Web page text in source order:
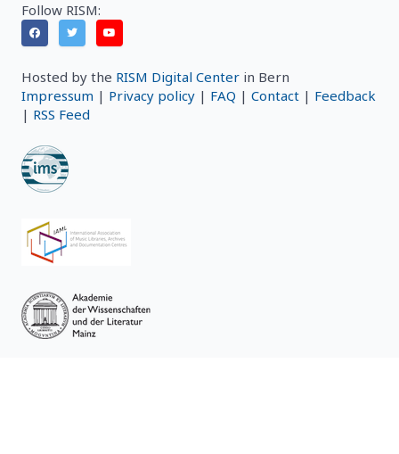
Follow RISM:
Hosted by the RISM Digital Center in Bern
Impressum | Privacy policy | FAQ | Contact | Feedback
| RSS Feed